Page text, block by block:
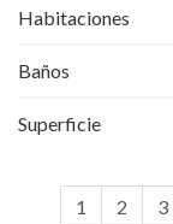
Habitaciones
Baños
Superficie
1 2 3